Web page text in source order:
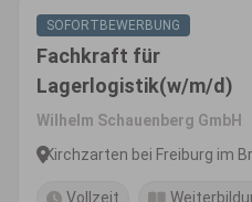
SOFORTBEWERBUNG
Fachkraft für
Lagerlogistik(w/m/d)
Wilhelm Schauenberg GmbH
Kirchzarten bei Freiburg im
Vollzeit